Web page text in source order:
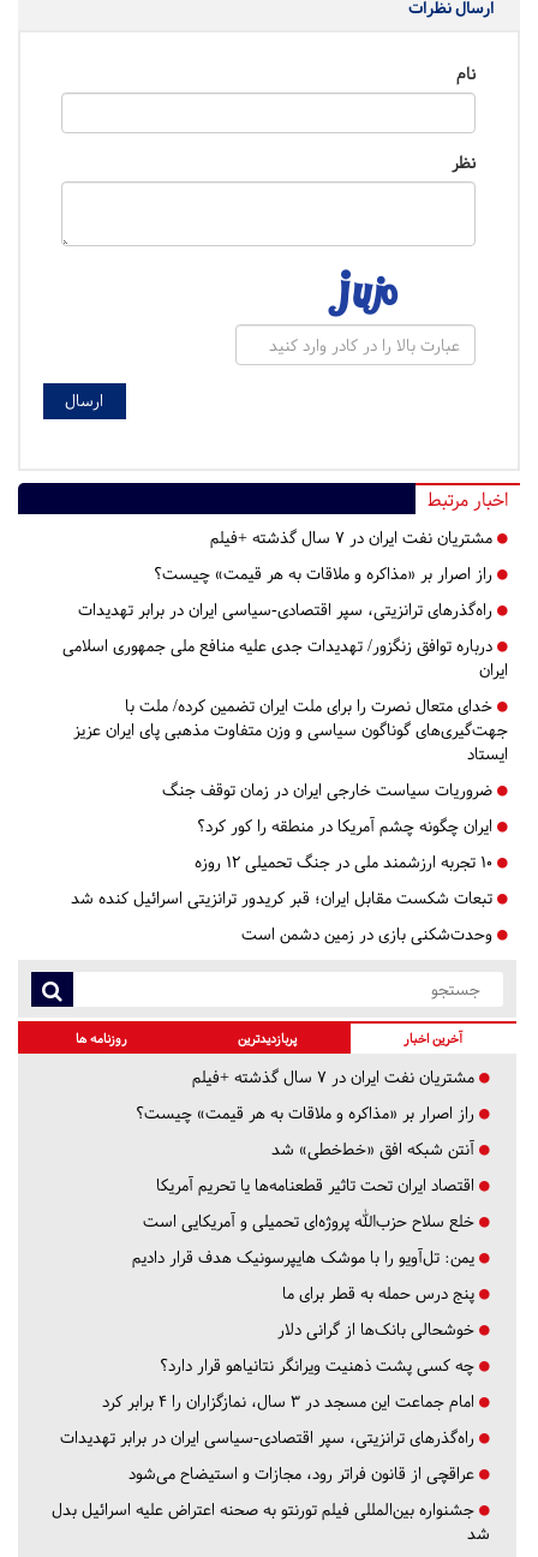
ارسال نظرات
نام
نظر
اخبار مرتبط
مشتریان نفت ایران در ۷ سال گذشته +فیلم
راز اصرار بر «مذاکره و ملاقات به هر قیمت» چیست؟
راه‌گذرهای ترانزیتی، سپر اقتصادی-سیاسی ایران در برابر تهدیدات
درباره توافق زنگزور/ تهدیدات جدی علیه منافع ملی جمهوری اسلامی
ایران
خدای متعال نصرت را برای ملت ایران تضمین کرده/ ملت با
جهت‌گیری‌های گوناگون سیاسی و وزن متفاوت مذهبی پای ایران عزیز
ایستاد
ضروریات سیاست خارجی ایران در زمان توقف جنگ
ایران چگونه چشم آمریکا در منطقه را کور کرد؟
۱۰ تجربه ارزشمند ملی در جنگ تحمیلی ۱۲ روزه
تبعات شکست مقابل ایران؛ قبر کریدور ترانزیتی اسرائیل کنده شد
وحدت‌شکنی بازی در زمین دشمن است
آخرین اخبار پربازدیدترین روزنامه ها
مشتریان نفت ایران در ۷ سال گذشته +فیلم
راز اصرار بر «مذاکره و ملاقات به هر قیمت» چیست؟
آنتن شبکه افق «خط‌خطی» شد
اقتصاد ایران تحت تاثیر قطعنامه‌ها یا تحریم‌ آمریکا
خلع سلاح حزب‌الله پروژه‌ای تحمیلی و آمریکایی است
یمن: تل‌آویو را با موشک هایپرسونیک هدف قرار دادیم
پنج درس‌ حمله به قطر برای ما
خوشحالی بانک‌ها از گرانی دلار
چه کسی پشت ذهنیت ویرانگر نتانیاهو قرار دارد؟
امام جماعت این مسجد در ۳ سال، نمازگزاران را ۴ برابر کرد
راه‌گذرهای ترانزیتی، سپر اقتصادی-سیاسی ایران در برابر تهدیدات
عراقچی از قانون فراتر رود، مجازات و استیضاح می‌شود
جشنواره بین‌المللی فیلم تورنتو به صحنه اعتراض علیه اسرائیل بدل
شد